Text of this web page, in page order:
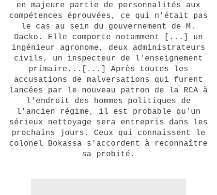
en majeure partie de personnalités aux
compétences éprouvées, ce qui n'était pas
le cas au sein du gouvernement de M.
Dacko. Elle comporte notamment [...] un
ingénieur agronome, deux administrateurs
civils, un inspecteur de l'enseignement
primaire...[...] Après toutes les
accusations de malversations qui furent
lancées par le nouveau patron de la RCA à
l'endroit des hommes politiques de
l'ancien régime, il est probable qu'un
sérieux nettoyage sera entrepris dans les
prochains jours. Ceux qui connaissent le
colonel Bokassa s'accordent à reconnaître
sa probité.